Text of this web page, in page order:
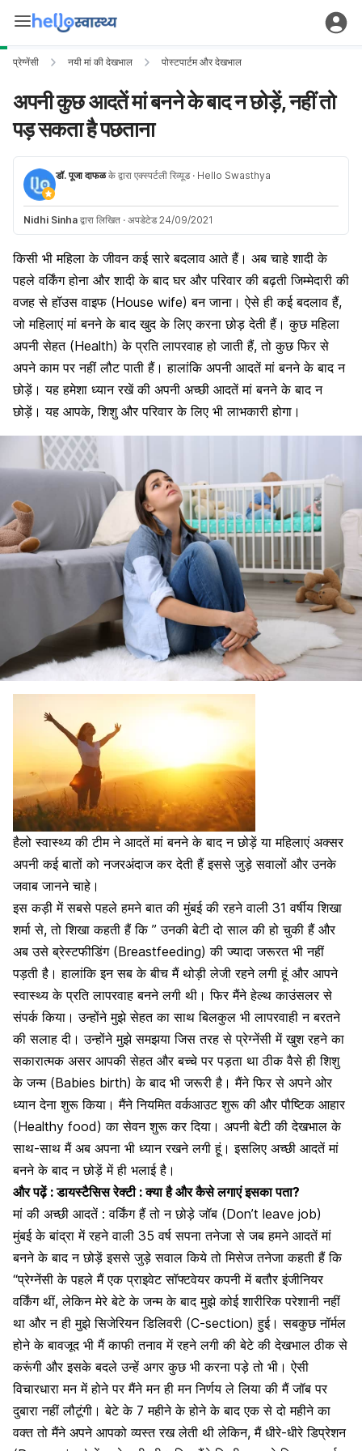
प्रेग्नेंसी नयी मां की देखभाल पोस्टपार्टम और देखभाल
अपनी कुछ आदतें मां बनने के बाद न छोड़ें, नहीं तो
पड़ सकता है पछताना
डॉ. पूजा दाफळके द्वारा एक्स्पर्टली रिव्यूड · Hello Swasthya
Nidhi Sinha द्वारा लिखित · अपडेटेड 24/09/2021
किसी भी महिला के जीवन कई सारे बदलाव आते हैं। अब चाहे शादी के
पहले वर्किंग होना और शादी के बाद घर और परिवार की बढ़ती जिम्मेदारी की
वजह से हॉउस वाइफ (House wife) बन जाना। ऐसे ही कई बदलाव हैं,
जो महिलाएं मां बनने के बाद खुद के लिए करना छोड़ देती हैं। कुछ महिला
अपनी सेहत (Health) के प्रति लापरवाह हो जाती हैं, तो कुछ फिर से
अपने काम पर नहीं लौट पाती हैं। हालांकि अपनी आदतें मां बनने के बाद न
छोड़ें। यह हमेशा ध्यान रखें की अपनी अच्छी आदतें मां बनने के बाद न
छोड़ें। यह आपके, शिशु और परिवार के लिए भी लाभकारी होगा।
हैलो स्वास्थ्य की टीम ने आदतें मां बनने के बाद न छोड़ें या महिलाएं अक्सर
अपनी कई बातों को नजरअंदाज कर देती हैं इससे जुड़े सवालों और उनके
जवाब जानने चाहे।
इस कड़ी में सबसे पहले हमने बात की मुंबई की रहने वाली 31 वर्षीय शिखा
शर्मा से, तो शिखा कहती हैं कि ” उनकी बेटी दो साल की हो चुकी हैं और
अब उसे ब्रेस्टफीडिंग (Breastfeeding) की ज्यादा जरूरत भी नहीं
पड़ती है। हालांकि इन सब के बीच मैं थोड़ी लेजी रहने लगी हूं और आपने
स्वास्थ्य के प्रति लापरवाह बनने लगी थी। फिर मैंने हेल्थ काउंसलर से
संपर्क किया। उन्होंने मुझे सेहत का साथ बिलकुल भी लापरवाही न बरतने
की सलाह दी। उन्होंने मुझे समझया जिस तरह से प्रेग्नेंसी में खुश रहने का
सकारात्मक असर आपकी सेहत और बच्चे पर पड़ता था ठीक वैसे ही शिशु
के जन्म (Babies birth) के बाद भी जरूरी है। मैंने फिर से अपने ओर
ध्यान देना शुरू किया। मैंने नियमित वर्कआउट शुरू की और पौष्टिक आहार
(Healthy food) का सेवन शुरू कर दिया। अपनी बेटी की देखभाल के
साथ-साथ मैं अब अपना भी ध्यान रखने लगी हूं। इसलिए अच्छी आदतें मां
बनने के बाद न छोड़ें में ही भलाई है।
और पढ़ें :डायस्टैसिस रेक्टी : क्या है और कैसे लगाएं इसका पता?
मां की अच्छी आदतें : वर्किंग हैं तो न छोड़े जॉब (Don’t leave job)
मुंबई के बांद्रा में रहने वाली 35 वर्ष सपना तनेजा से जब हमने आदतें मां
बनने के बाद न छोड़ें इससे जुड़े सवाल किये तो मिसेज तनेजा कहती हैं कि
“प्रेग्नेंसी के पहले मैं एक प्राइवेट सॉफ्टवेयर कपनी में बतौर इंजीनियर
वर्किंग थीं, लेकिन मेरे बेटे के जन्म के बाद मुझे कोई शारीरिक परेशानी नहीं
था और न ही मुझेसिजेरियन डिलिवरी (C-section) हुई। सबकुछ नॉर्मल
होने के बावजूद भी मैं काफी तनाव में रहने लगी की बेटे की देखभाल ठीक से
करूंगी और इसके बदले उन्हें अगर कुछ भी करना पड़े तो भी। ऐसी
विचारधारा मन में होने पर मैंने मन ही मन निर्णय ले लिया की मैं जॉब पर
दुबारा नहीं लौटूंगी। बेटे के 7 महीने के होने के बाद एक से दो महीने का
वक्त तो मैंने अपने आपको व्यस्त रख लेती थी लेकिन, मैं धीरे-धीरेडिप्रेशन